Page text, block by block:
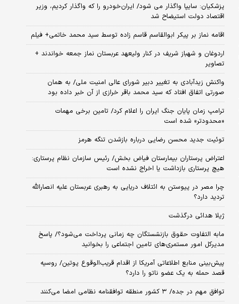
پزشکیان: سایپا واگذار می شود/ ایران‌خودرو را که واگذار کردیم، وزیر
اقتصاد دولت استیضاح شد
اقامه نماز بر پیکر ابوالقاسم قاسم زاده توسط سید محمد خاتمی+ فیلم
اردوغان و شهباز شریف در کنار ولیعهد عربستان نماز جمعه خواندند +
تصاویر
واکنش زیدآبادی به تغییر دبیر شورای عالی امنیت ملی/ به همان
صورتی اتفاق افتاد که سید محمد باقر خرازی از آن خبر داده بود
ترامپ زمان پایان جنگ ایران را اعلام کرد/ تامین برخی مهمات
«محدودتر» شده است
توئیت جدید محسن رضایی درباره بازشدن تنگه هرمز
اعتراض پرستاران بیمارستان فیاض بخش/ رئیس سازمان نظام پرستاری:
هیچ پرستاری بازداشت یا اخراج نشده است
چرا مصر در پیوستن به ائتلاف دریایی به رهبری عربستان علیه انصارالله
تردید دارد؟
ژیلا هدائی درگذشت
مابه التفاوت حقوق بازنشستگان چه زمانی پرداخت می‌شود؟/ پاسخ
مدیرکل امور مستمری‌های تامین اجتماعی را بخوانید
پیش‌بینی منابع اطلاعاتی آمریکا از اقدام قریب‌الوقوع پوتین/ روسیه
قصد حمله به یک عضو ناتو را دارد؟
توافق مهم در جده/ ۳ کشور منطقه توافقنامه نظامی امضا می‌کنند